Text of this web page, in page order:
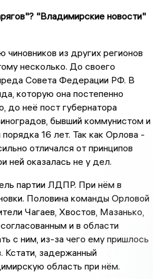
"Владимирские новости"
из других регионов
несколько. До своего
Совета Федерации РФ. В
которую она постепенно
до неё пост губернатора
бывший коммунистом и
16 лет. Так как Орлова -
отличался от принципов
ней оказалась не у дел.
партии ЛДПР. При нём в
Половина команды Орловой
Чагаев, Хвостов, Мазанько,
и в области
с ним, из-за чего ему пришлось
Кстати, задержанный
область при нём.